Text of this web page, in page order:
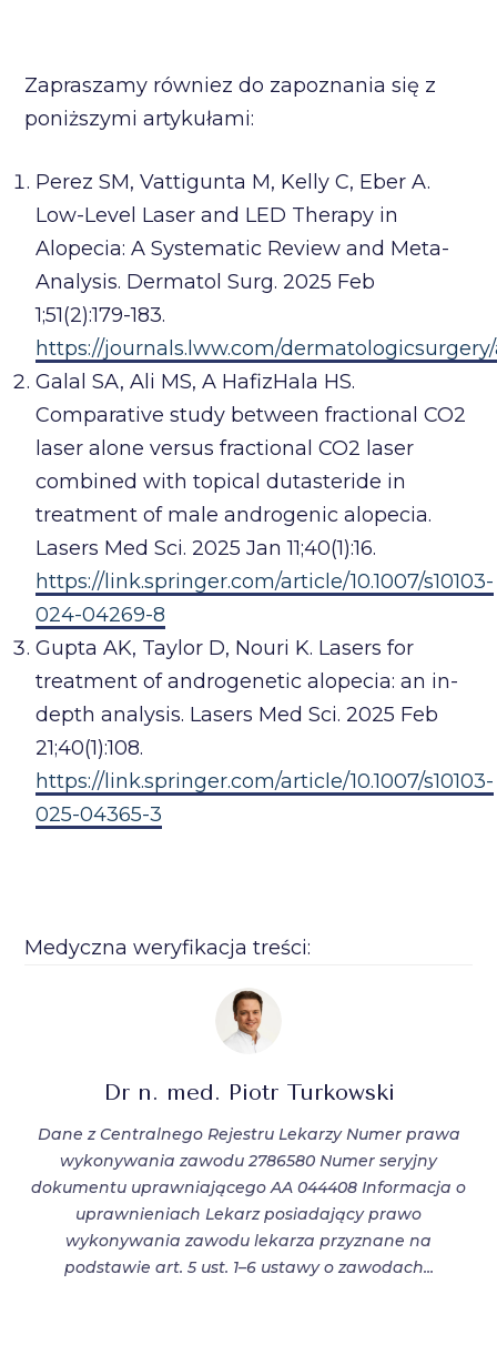
Zapraszamy równiez do zapoznania się z
poniższymi artykułami:
Perez SM, Vattigunta M, Kelly C, Eber A.
Low-Level Laser and LED Therapy in
Alopecia: A Systematic Review and Meta-
Analysis. Dermatol Surg. 2025 Feb
1;51(2):179-183.
https://journals.lww.com/
Galal SA, Ali MS, A HafizHala HS.
Comparative study between fractional CO2
laser alone versus fractional CO2 laser
combined with topical dutasteride in
treatment of male androgenic alopecia.
Lasers Med Sci. 2025 Jan 11;40(1):16.
https://link.springer.com/article/10.1007/s10103-
024-04269-8
Gupta AK, Taylor D, Nouri K. Lasers for
treatment of androgenetic alopecia: an in-
depth analysis. Lasers Med Sci. 2025 Feb
21;40(1):108.
https://link.springer.com/article/10.1007/s10103-
025-04365-3
Medyczna weryfikacja treści:
Dr n. med. Piotr Turkowski
Dane z Centralnego Rejestru Lekarzy Numer prawa
wykonywania zawodu 2786580 Numer seryjny
dokumentu uprawniającego AA 044408 Informacja o
uprawnieniach Lekarz posiadający prawo
wykonywania zawodu lekarza przyznane na
podstawie art. 5 ust. 1–6 ustawy o zawodach...